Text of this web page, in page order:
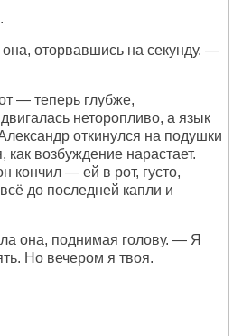
оторвавшись на секунду. —
— теперь глубже,
неторопливо, а язык
откинулся на подушки
как возбуждение нарастает.
кончил — ей в рот, густо,
до последней капли и
она, поднимая голову. — Я
Но вечером я твоя.